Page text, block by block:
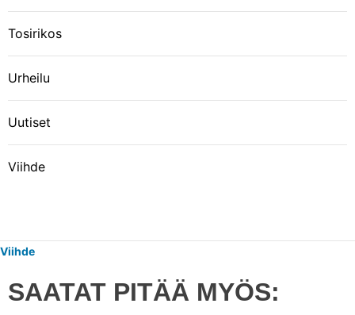
Tosirikos
Urheilu
Uutiset
Viihde
Viihde
SAATAT PITÄÄ MYÖS: